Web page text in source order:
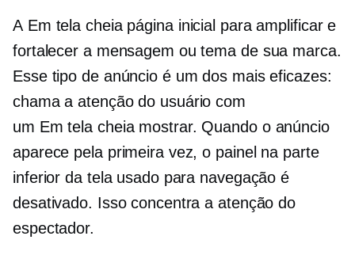
A Em tela cheiapágina inicial para amplificar e
fortalecer a mensagem ou tema de sua marca.
Esse tipo de anúncio é um dos mais eficazes:
chama a atenção do usuário com
um Em tela cheiamostrar. Quando o anúncio
aparece pela primeira vez, o painel na parte
inferior da tela usado para navegação é
desativado. Isso concentra a atenção do
espectador.